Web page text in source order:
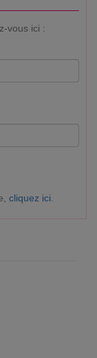
vous ici :
cliquez ici